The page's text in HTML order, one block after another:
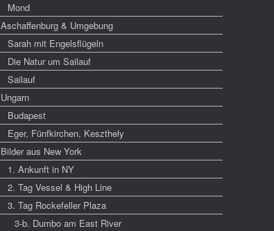
Mond
Aschaffenburg & Umgebung
Sarah mit Engelsflügeln
Die Natur um Sailauf
Sailauf
Ungarn
Budapest
Eger, Fünfkirchen, Keszthely
Bilder aus New York
1. Ankunft in NY
2. Tag Vessel & High Line
3. Tag Rockefeller Plaza
3-b. Dumbo am East River